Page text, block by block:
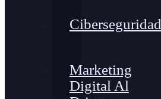
Ciberseguridad
Marketing
Digital Al